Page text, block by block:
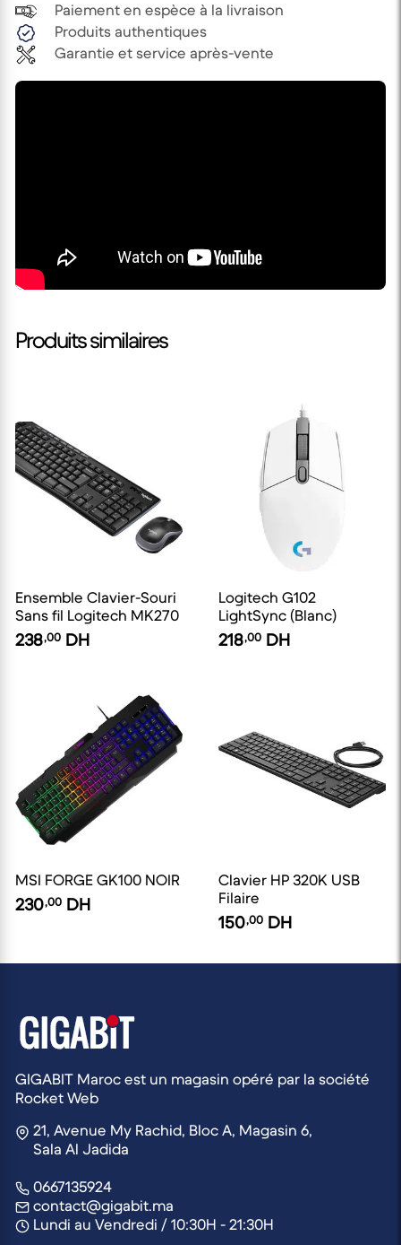
Paiement en espèce à la livraison
Produits authentiques
Garantie et service après-vente
Produits similaires
Ensemble Clavier-Souri
Sans fil Logitech MK270
238,00 DH
Logitech G102
LightSync (Blanc)
218,00 DH
MSI FORGE GK100 NOIR
230,00 DH
Clavier HP 320K USB
Filaire
150,00 DH
GIGABIT Maroc est un magasin opéré par la société
Rocket Web
21, Avenue My Rachid, Bloc A, Magasin 6,
Sala Al Jadida
0667135924
contact@gigabit.ma
Lundi au Vendredi / 10:30H - 21:30H